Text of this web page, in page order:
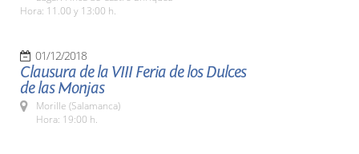
Hora: 11.00 y 13:00 h.
01/12/2018
Clausura de la VIII Feria de los Dulces
de las Monjas
Morille (Salamanca)
Hora: 19:00 h.